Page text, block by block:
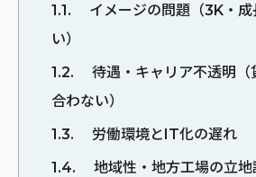
1.1
イメージの問題（3K・成
い）
1.2
待遇・キャリア不透明（
合わない）
1.3
労働環境とIT化の遅れ
1.4
地域性・地方工場の立地